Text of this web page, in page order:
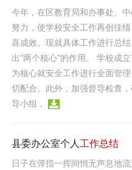
今年，在区教育局和办事处、
努力，使学校安全工作再创佳
喜成效。现就具体工作进行总
出“两个核心”的作用。 学校成
为核心就安全工作进行全面管
切配合。此外，加强督导检查
导小组，
县委办公室个人工作总结
日子在弹指一挥间悄无声息地